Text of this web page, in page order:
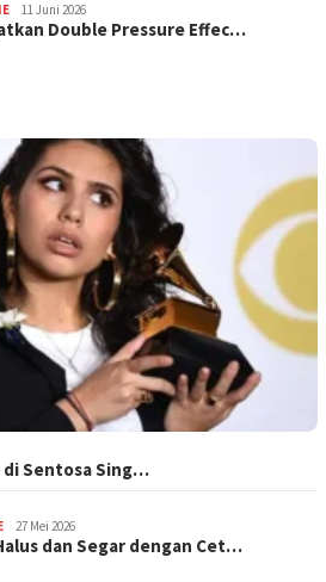
11 Juni 2026
Double Pressure Effec…
di Sentosa Sing…
27 Mei 2026
dan Segar dengan Cet…